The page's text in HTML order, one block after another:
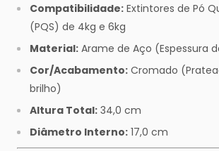
Compatibilidade: Extintores de Pó
(PQS) de 4kg e 6kg
Material: Arame de Aço (Espessura
Cor/Acabamento: Cromado
brilho)
Altura Total: 34,0 cm
Diâmetro Interno: 17,0 cm